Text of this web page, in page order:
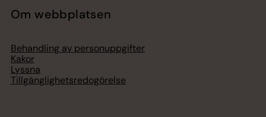
Om webbplatsen
Behandling av personuppgifter
Kakor
Lyssna
Tillgänglighetsredogörelse